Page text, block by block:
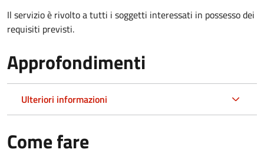
Il servizio è rivolto a tutti i soggetti interessati in possesso dei
requisiti previsti.
Approfondimenti
Ulteriori informazioni
Come fare